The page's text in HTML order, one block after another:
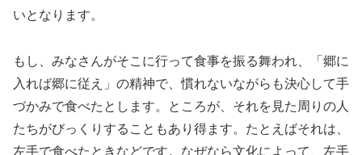
いとなります。
もし、みなさんがそこに行って食事を振る舞われ、「郷に
入れば郷に従え」の精神で、慣れないながらも決心して手
づかみで食べたとします。ところが、それを見た周りの人
たちがびっくりすることもあり得ます。たとえばそれは、
左手で食べたときなどです。なぜなら文化によって、左手